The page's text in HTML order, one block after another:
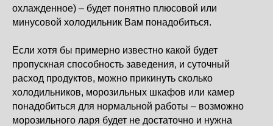
охлажденное) – будет понятно плюсовой или
минусовой холодильник Вам понадобиться.
Если хотя бы примерно известно какой будет
пропускная способность заведения, и суточный
расход продуктов, можно прикинуть сколько
холодильников, морозильных шкафов или камер
понадобиться для нормальной работы – возможно
морозильного ларя будет не достаточно и нужна